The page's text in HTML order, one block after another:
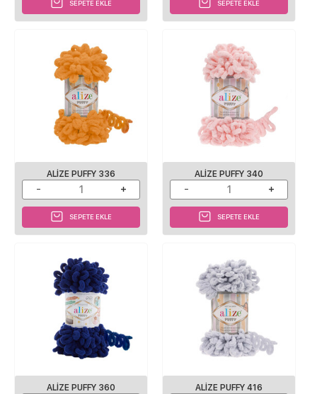
SEPETE EKLE SEPETE EKLE
ALIZE PUFFY 336
SEPETE EKLE
ALIZE PUFFY 340
SEPETE EKLE
ALIZE PUFFY 360 ALIZE PUFFY 416